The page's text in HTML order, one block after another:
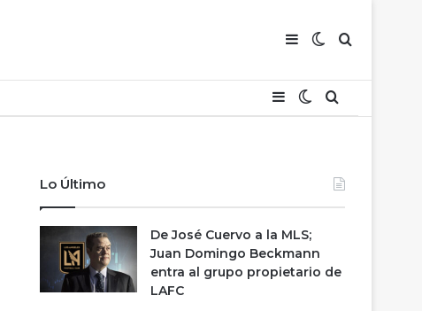
Barra lateral
Switch skin
Buscar
Barra lateral
Switch skin
Buscar
Lo Último
De José Cuervo a la MLS;
Juan Domingo Beckmann
entra al grupo propietario de
LAFC